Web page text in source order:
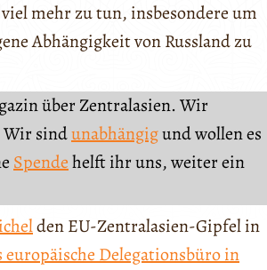
mehr zu tun, insbesondere um
Abhängigkeit von Russland zu
über Zentralasien. Wir
Wir sindunabhängigund wollen es
Spendehelft ihr uns, weiter ein
den EU-Zentralasien-Gipfel in
europäische Delegationsbüro in